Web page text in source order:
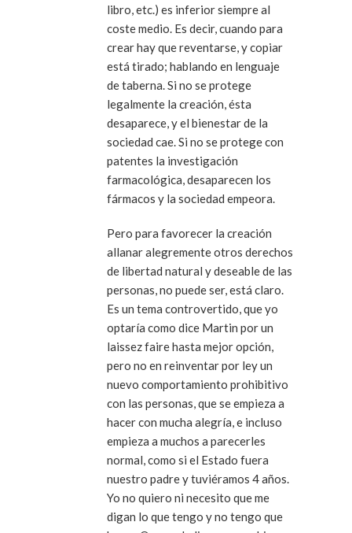
libro, etc.) es inferior siempre al
coste medio. Es decir, cuando para
crear hay que reventarse, y copiar
está tirado; hablando en lenguaje
de taberna. Si no se protege
legalmente la creación, ésta
desaparece, y el bienestar de la
sociedad cae. Si no se protege con
patentes la investigación
farmacológica, desaparecen los
fármacos y la sociedad empeora.
Pero para favorecer la creación
allanar alegremente otros derechos
de libertad natural y deseable de las
personas, no puede ser, está claro.
Es un tema controvertido, que yo
optaría como dice Martin por un
laissez faire hasta mejor opción,
pero no en reinventar por ley un
nuevo comportamiento prohibitivo
con las personas, que se empieza a
hacer con mucha alegría, e incluso
empieza a muchos a parecerles
normal, como si el Estado fuera
nuestro padre y tuviéramos 4 años.
Yo no quiero ni necesito que me
digan lo que tengo y no tengo que